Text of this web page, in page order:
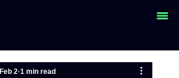
Feb 2 1 min read